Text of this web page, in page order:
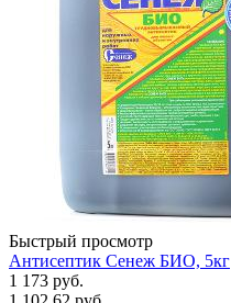
Быстрый просмотр
Антисептик Сенеж БИО, 5кг
1 173 руб.